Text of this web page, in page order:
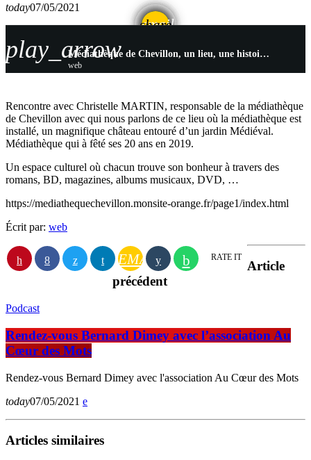
today07/05/2021
share
email
play_arrow Médiathèque de Chevillon, un lieu, une histoire…
web
Rencontre avec Christelle MARTIN, responsable de la médiathèque
de Chevillon avec qui nous parlons de ce lieu où la médiathèque est
installé, un magnifique château entouré d’un jardin Médiéval.
Médiathèque qui à fêté ses 20 ans en 2019.
Un espace culturel où chacun trouve son bonheur à travers des
romans, BD, magazines, albums musicaux, DVD, …
https://mediathequechevillon.monsite-orange.fr/page1/index.html
Écrit par: web
EMAIL RATE IT
Article
précédent
Podcast
Rendez-vous Bernard Dimey avec l’association Au
Cœur des Mots
Rendez-vous Bernard Dimey avec l'association Au Cœur des Mots
today07/05/2021
Articles similaires